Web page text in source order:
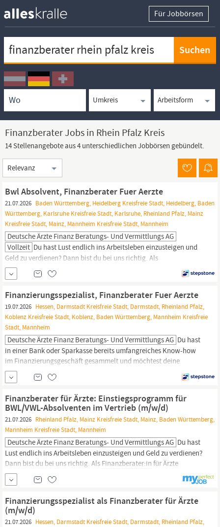
Für Jobbörsen
Ortssuche
Umkreissuche
Arbeitsform
Finanzberater Jobs in Rhein Pfalz Kreis
14 Stellenangebote aus 4 unterschiedlichen Jobbörsen gebündelt.
Sortierung
Bwl Absolvent, Finanzberater Fuer Aerzte
21.07.2026 Baden Württemberg, Heidelberg Kreisfreie Stadt, Heidelberg, Baden
Württemberg, Karlsruhe Kreisfreie Stadt, Karlsruhe, Rheinland Pfalz, Mainz
Kreisfreie Stadt, Mainz, Mannheim Kreisfreie Stadt, Mannheim
Deutsche Ärzte Finanz Beratungs- Und Vermittlungs AG
Vollzeit Du hast Lust endlich ins Arbeitsleben einzusteigen und
Geld zu verdienen? Dann bist du bei uns richtig. Als
Finanzberater:infür Ärzte (m/w/d) lernst du im Training on the job
Mediziner:innen bedarfsgerecht zu beraten und passgenaue
Deutsche Ärzte Finanz gehört zur weltweit erfolgreichen AXA...
Finanzierungsspezialist, Finanzberater Fuer Aerzte
19.07.2026 Hessen, Darmstadt Kreisfreie Stadt, Darmstadt, Rheinland Pfalz,
Koblenz Kreisfreie Stadt, Koblenz, Baden Württemberg, Mannheim Kreisfreie
Stadt, Mannheim
Deutsche Ärzte Finanz Beratungs- Und Vermittlungs AG Du hast
in einer Bank oder Sparkasse bereits umfangreiches Know-how
im Finanzierungsgeschäft gesammelt und möchtest deine
Karriere nun selbst gestalten – statt fremdbestimmt von starren
Bankstrukturen und Hierarchien zu sein? Oder du arbeitest bereits
Finanzberater:in
Zielgruppe mit hohem...
Finanzberater für Ärzte: Einstiegsprogramm für
BWL/VWL-Absolventen im Vertrieb (m/w/d)
21.07.2026 Rheinland Pfalz, Mainz Kreisfreie Stadt, Mainz, Baden Württemberg,
Mannheim Kreisfreie Stadt, Mannheim
Deutsche Ärzte Finanz Beratungs- Und Vermittlungs AG Du hast
Lust endlich ins Arbeitsleben einzusteigen und Geld zu verdienen?
Dann bist du bei uns richtig. Als Finanzberater:in für Ärzte
(m/w/d) lernst du im Training on the job Mediziner:innen
bedarfsgerecht zu beraten und passgenaue Lösungen zu Finanz-
und Versicherungsfragen zu finden. Die Deutsche Ärzte Finanz
gehört zur weltweit erfolgreichen AXA...
Finanzierungsspezialist als Finanzberater für Ärzte
(m/w/d)
21.07.2026 Hessen, Darmstadt Kreisfreie Stadt, Darmstadt, Rheinland Pfalz,